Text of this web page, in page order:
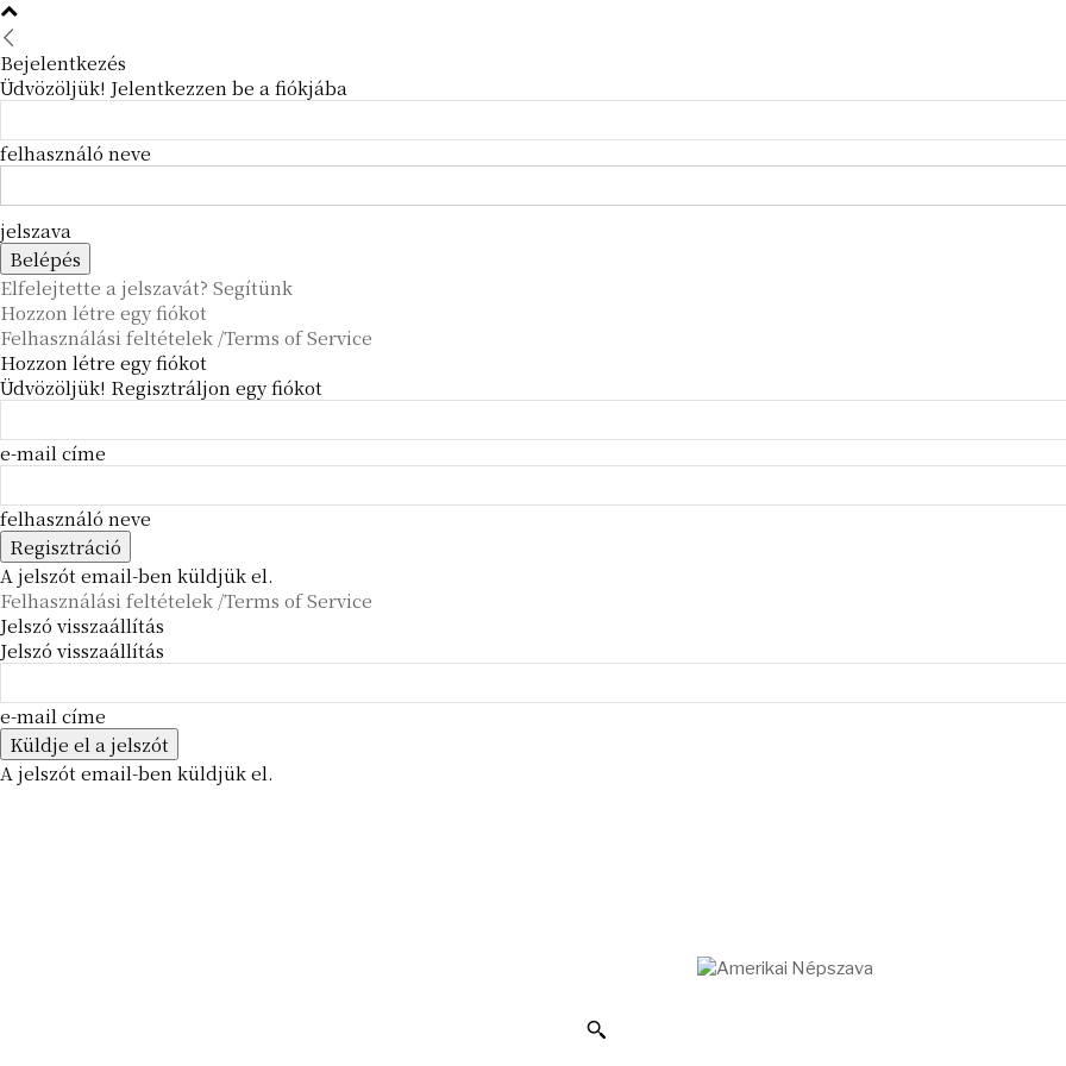
Bejelentkezés
Üdvözöljük! Jelentkezzen be a fiókjába
felhasználó neve
jelszava
Elfelejtette a jelszavát? Segítünk
Hozzon létre egy fiókot
Felhasználási feltételek /Terms of Service
Hozzon létre egy fiókot
Üdvözöljük! Regisztráljon egy fiókot
e-mail címe
felhasználó neve
A jelszót email-ben küldjük el.
Felhasználási feltételek /Terms of Service
Jelszó visszaállítás
Jelszó visszaállítás
e-mail címe
A jelszót email-ben küldjük el.